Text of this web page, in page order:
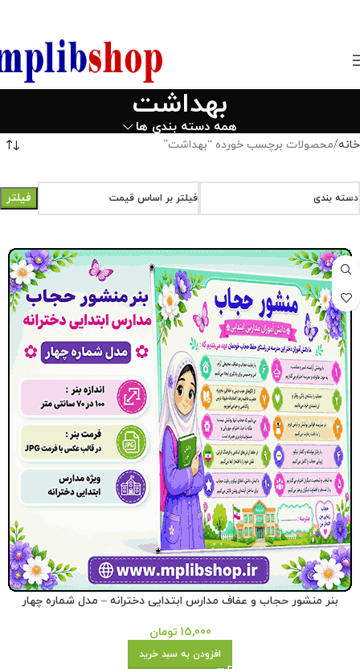
بهداشت
همه دسته بندی ها
خانه محصولات برچسب خورده “بهداشت”
دسته بندی فیلتر بر اساس قیمت فیلتر
بنر منشور حجاب و عفاف مدارس ابتدایی دخترانه – مدل شماره چهار
15,000 تومان
افزودن به سبد خرید